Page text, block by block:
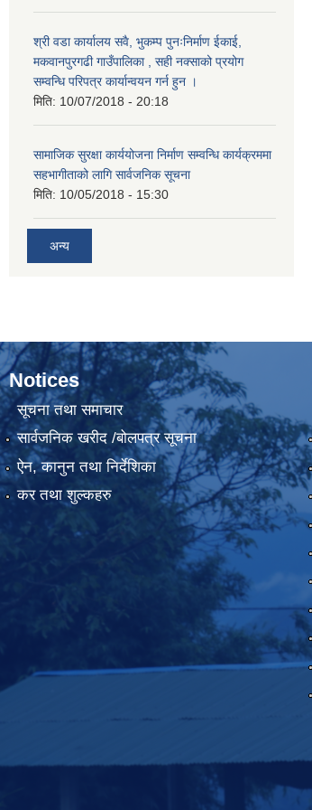
श्री वडा कार्यालय सवै, भुकम्प पुनःनिर्माण ईकाई,
मकवानपुरगढी गाउँपालिका , सही नक्साको प्रयोग
सम्वन्धि परिपत्र कार्यान्वयन गर्न हुन ।
मिति: 10/07/2018 - 20:18
सामाजिक सुरक्षा कार्ययोजना निर्माण सम्वन्धि कार्यक्रममा
सहभागीताको लागि सार्वजनिक सूचना
मिति: 10/05/2018 - 15:30
अन्य
Notices
सूचना तथा समाचार
सार्वजनिक खरीद /बोलपत्र सूचना
ऐन, कानुन तथा निर्देशिका
कर तथा शुल्कहरु